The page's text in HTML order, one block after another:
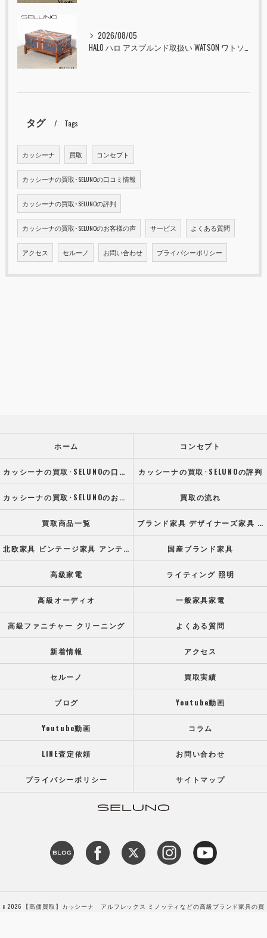
2026/08/05
タグ Tags
カッシーナ 買取 コンセプト
カッシーナの買取･SELUNOの口コミ情報
カッシーナの買取･SELUNOの評判
カッシーナの買取･SELUNOのお客様の声 サービス よくある質問
アクセス セルーノ お問い合わせ プライバシーポリシー
ホーム コンセプト
カッシーナの買取･SELUNOの口コミ情報 カッシーナの買取･SELUNOの評判
カッシーナの買取･SELUNOのお客様の声 買取の流れ
買取商品一覧 ブランド家具 デザイナーズ家具 高級オフィス家具
北欧家具 ビンテージ家具 アンティーク家具 国産ブランド家具
高級家電 ライティング 照明
高級オーディオ 一般家具家電
高級ファニチャー クリーニング よくある質問
新着情報 アクセス
セルーノ 買取実績
ブログ Youtube動画
Youtube動画 コラム
LINE査定依頼 お問い合わせ
プライバシーポリシー サイトマップ
c 2026 【高価買取】カッシーナ アルフレックス ミノッティなどの高級ブランド家具の買